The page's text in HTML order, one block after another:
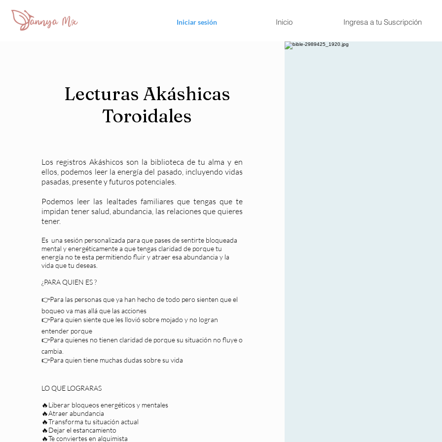
Iniciar sesión Inicio Ingresa a tu Suscripción
Lecturas Akáshicas
Toroidales
Los registros Akáshicos son la biblioteca de tu alma y en
ellos, podemos leer la energía del pasado, incluyendo vidas
pasadas, presente y futuros potenciales.
Podemos leer las lealtades familiares que tengas que te
impidan tener salud, abundancia, las relaciones que quieres
tener.
Es una sesión personalizada para que pases de sentirte bloqueada
mental y energéticamente a que tengas claridad de porque tu
energía no te esta permitiendo fluir y atraer esa abundancia y la
vida que tu deseas.
¿PARA QUIEN ES ?
👉Para las personas que ya han hecho de todo pero sienten que el
boqueo va mas allá que las acciones
👉Para quien siente que les llovió sobre mojado y no logran
entender porque
👉Para quienes no tienen claridad de porque su situación no fluye o
cambia.
👉Para quien tiene muchas dudas sobre su vida
LO QUE LOGRARAS
🔥Liberar bloqueos energéticos y mentales
🔥Atraer abundancia
🔥Transforma tu situación actual
🔥Dejar el estancamiento
🔥Te conviertes en alquimista